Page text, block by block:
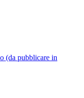
(da pubblicare in